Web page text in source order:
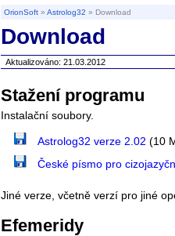
OrionSoft » Astrolog32 » Download
Download
Aktualizováno: 21.03.2012
Stažení programu
Instalační soubory.
Astrolog32 verze 2.02 (10
České písmo pro
Jiné verze, včetně verzí pro jiné
Efemeridy